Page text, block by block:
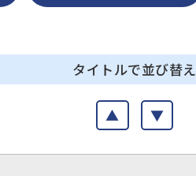
タイトルで並び替え
▲ ▼